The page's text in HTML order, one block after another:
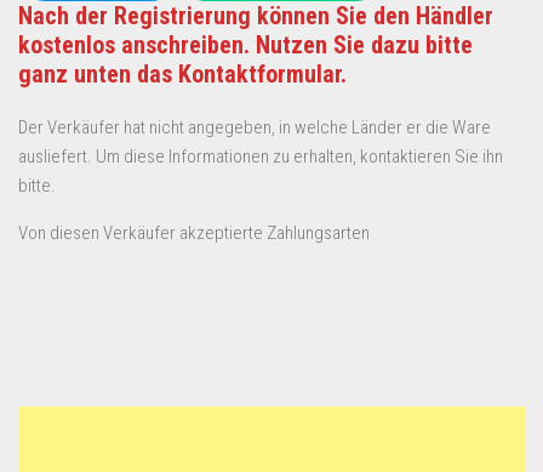
Nach der Registrierung können Sie den Händler
kostenlos anschreiben. Nutzen Sie dazu bitte
ganz unten das Kontaktformular.
Der Verkäufer hat nicht angegeben, in welche Länder er die Ware
ausliefert. Um diese Informationen zu erhalten, kontaktieren Sie ihn
bitte.
Von diesen Verkäufer akzeptierte Zahlungsarten